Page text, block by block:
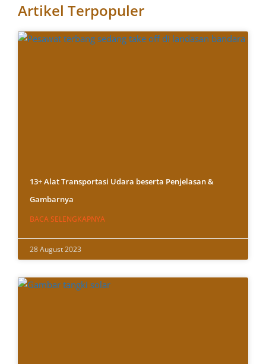
Artikel Terpopuler
13+ Alat Transportasi Udara beserta Penjelasan &
Gambarnya
BACA SELENGKAPNYA
28 August 2023